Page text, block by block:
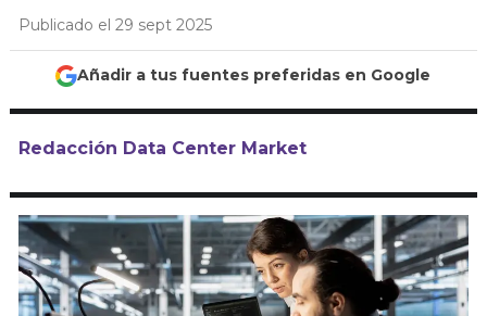
Publicado el 29 sept 2025
Añadir a tus fuentes preferidas en Google
Redacción Data Center Market